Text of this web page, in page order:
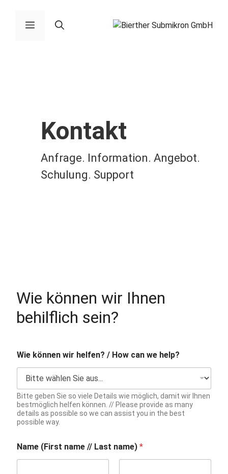
springen Menü
Kontakt
Anfrage. Information. Angebot.
Schulung. Support
Wie können wir Ihnen
behilflich sein?
o
r
u
l
a
r
e
:
a
Wie können wir helfen? / How can we help?
Bitte geben Sie so viele Details wie möglich, damit wir Ihnen
bestmöglich helfen können. // Please provide as many
details as possible so we can assist you in the best
possible way.
Name (First name // Last name) *